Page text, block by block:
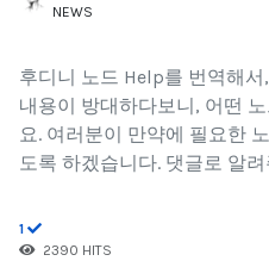
NEWS
후디니 노드 Help를 번역해
내용이 방대하다보니, 어떤
요. 여러분이 만약에 필요한
도록 하겠습니다. 댓글로 알
1
2390 HITS